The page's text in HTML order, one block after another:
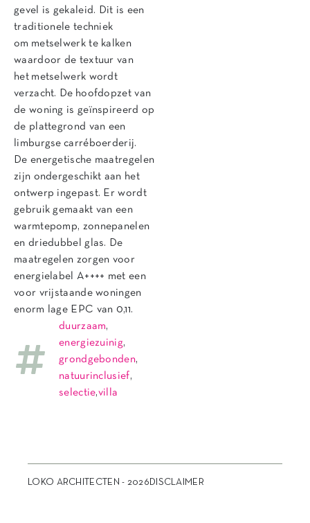
gevel is gekaleid. Dit is een
traditionele techniek
om metselwerk te kalken
waardoor de textuur van
het metselwerk wordt
verzacht. De hoofdopzet van
de woning is geïnspireerd op
de plattegrond van een
limburgse carréboerderij.
De energetische maatregelen
zijn ondergeschikt aan het
ontwerp ingepast. Er wordt
gebruik gemaakt van een
warmtepomp, zonnepanelen
en driedubbel glas. De
maatregelen zorgen voor
energielabel A++++ met een
voor vrijstaande woningen
enorm lage EPC van 0,11.
duurzaam,
energiezuinig,
grondgebonden,
natuurinclusief,
selectie,villa
LOKO ARCHITECTEN - 2026 DISCLAIMER